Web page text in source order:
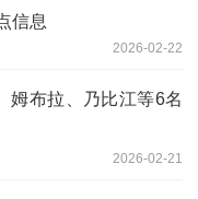
信息
2026-02-22
姆布拉、乃比江等6名
2026-02-21